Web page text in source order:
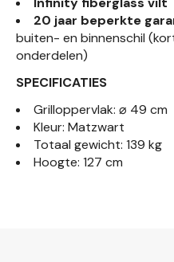
20 jaar beperkte
buiten- en binnenschil
onderdelen)
SPECIFICATIES
Grilloppervlak: ⌀ 49 cm
Kleur: Matzwart
Totaal gewicht: 139 kg
Hoogte: 127 cm